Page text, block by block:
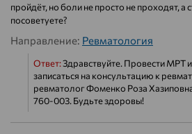
пройдёт, но боли не просто не проходят, а
посоветуете?
Направление: Ревматология
Ответ:Здравствуйте. Провести МРТ
записаться на консультацию к
ревматолог Фоменко Роза
760-003. Будьте здоровы!